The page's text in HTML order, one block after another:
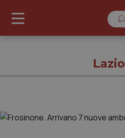
Lazio